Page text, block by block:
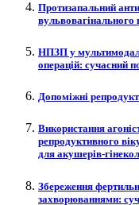
Протизапальний
вульвовагінального
НПЗП у
операцій: сучасний
Допоміжні
Використання
репродуктивного
для акушерів-
Збереження
захворюваннями: